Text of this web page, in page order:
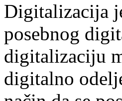
Digitalizacija
posebnog
digitalizaciju
digitalno